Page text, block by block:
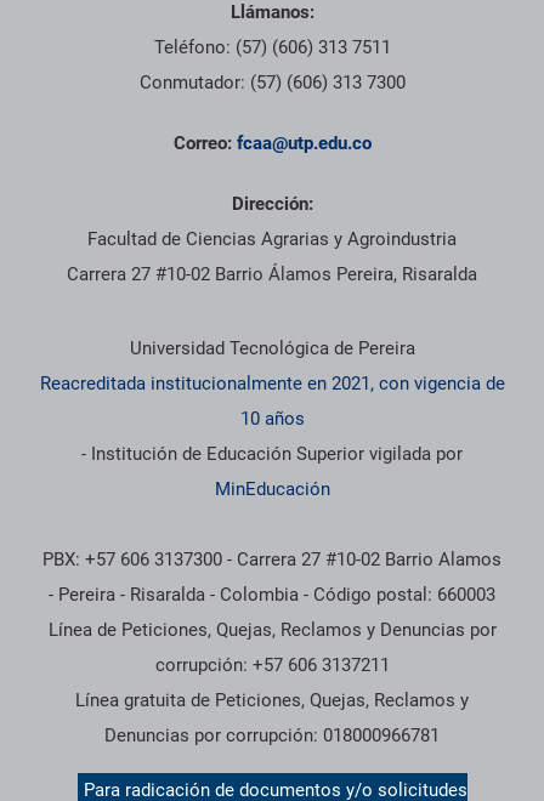
Llámanos:
Teléfono: (57) (606) 313 7511
Conmutador: (57) (606) 313 7300
Correo: fcaa@utp.edu.co
Dirección:
Facultad de Ciencias Agrarias y Agroindustria
Carrera 27 #10-02 Barrio Álamos Pereira, Risaralda
Información institucional
Universidad Tecnológica de Pereira
Reacreditada institucionalmente en 2021, con vigencia de
10 años
- Institución de Educación Superior vigilada por
MinEducación
PBX: +57 606 3137300 - Carrera 27 #10-02 Barrio Alamos
- Pereira - Risaralda - Colombia - Código postal: 660003
Línea de Peticiones, Quejas, Reclamos y Denuncias por
corrupción: +57 606 3137211
Línea gratuita de Peticiones, Quejas, Reclamos y
Denuncias por corrupción: 018000966781
Para radicación de documentos y/o solicitudes